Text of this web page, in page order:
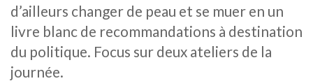
d’ailleurs changer de peau et se muer en un
livre blanc de recommandations à destination
du politique. Focus sur deux ateliers de la
journée.